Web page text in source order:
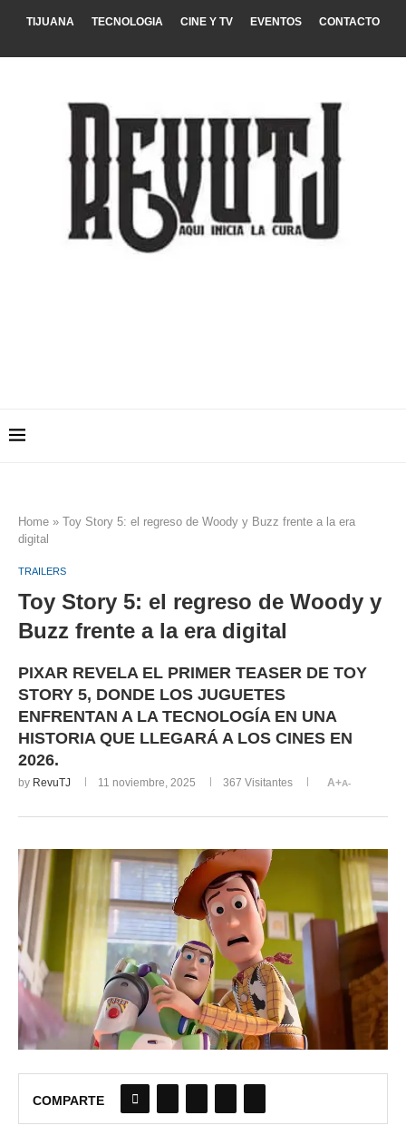
TIJUANA TECNOLOGIA CINE Y TV EVENTOS CONTACTO
Home » Toy Story 5: el regreso de Woody y Buzz frente a la era
digital
TRAILERS
Toy Story 5: el regreso de Woody y
Buzz frente a la era digital
PIXAR REVELA EL PRIMER TEASER DE TOY
STORY 5, DONDE LOS JUGUETES
ENFRENTAN A LA TECNOLOGÍA EN UNA
HISTORIA QUE LLEGARÁ A LOS CINES EN
2026.
by RevuTJ 11 noviembre, 2025 367 Visitantes A+A-
COMPARTE